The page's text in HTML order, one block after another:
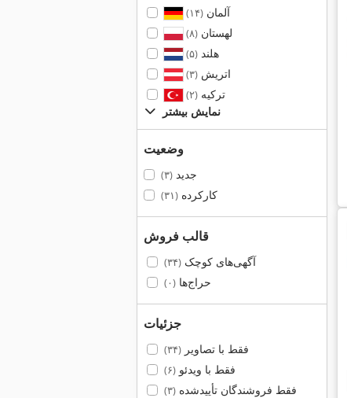
آلمان(۱۴)
لهستان(۸)
هلند(۵)
اتریش(۳)
ترکیه(۲)
نمایش بیشتر
وضعیت
جدید(۳)
کارکرده(۳۱)
قالب فروش
آگهی‌های کوچک(۳۴)
حراج‌ها(۰)
جزئیات
فقط با تصاویر(۳۴)
فقط با ویدئو(۶)
فقط فروشندگان تأییدشده(۳)